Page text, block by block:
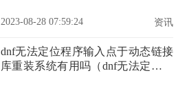
2023-08-28 07:59:24 资讯
dnf无法定位程序输入点于动态链接
库重装系统有用吗（dnf无法定位程